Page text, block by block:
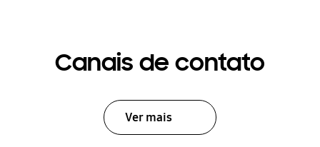
Canais de contato
Ver mais